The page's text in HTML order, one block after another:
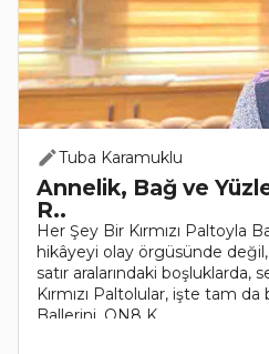
Tuba Karamuklu
Annelik, Bağ ve
R..
Her Şey Bir Kırmızı Paltoyla
hikâyeyi olay örgüsünde
satır aralarındaki boşluklarda,
Kırmızı Paltolular, işte tam
Ballerini, ON8 K..